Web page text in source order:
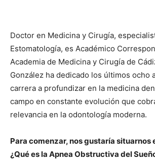
Doctor en Medicina y Cirugía,
Estomatología, es Académico
Academia de Medicina y Cirugía de
González ha dedicado los últimos ocho
carrera a profundizar en la medicina
campo en constante evolución que
relevancia en la odontología moderna.
Para comenzar, nos gustaría situarnos
¿Qué es la Apnea Obstructiva del